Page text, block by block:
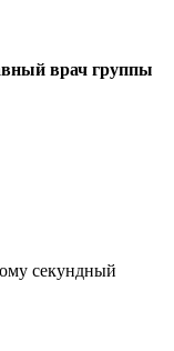
врач группы
секундный